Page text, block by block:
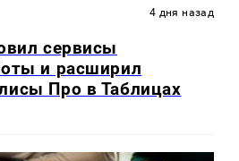
4 дня назад
сервисы
и расширил
Про в Таблицах